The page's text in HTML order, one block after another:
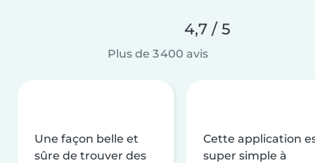
4,7 / 5
Plus de 3 400 avis
Une façon belle et
sûre de trouver des
Cette application
super simple à